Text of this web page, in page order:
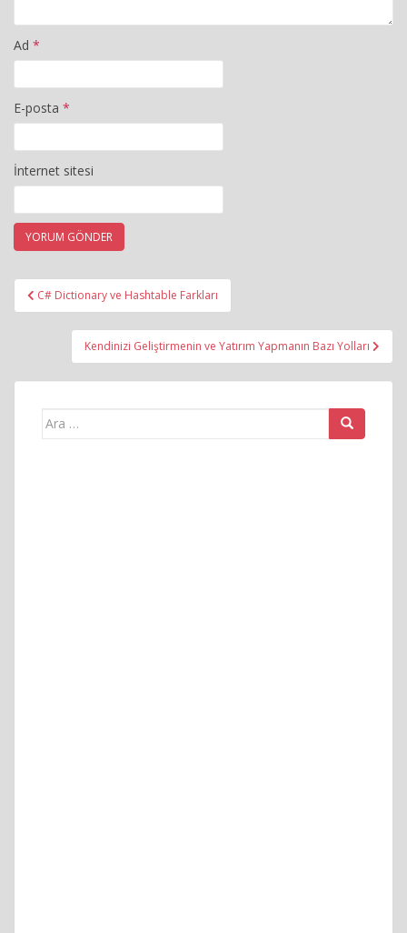
Ad *
E-posta *
İnternet sitesi
Yazı
gezinmesi
C# Dictionary ve Hashtable Farkları
Kendinizi Geliştirmenin ve Yatırım Yapmanın Bazı Yolları
Arama